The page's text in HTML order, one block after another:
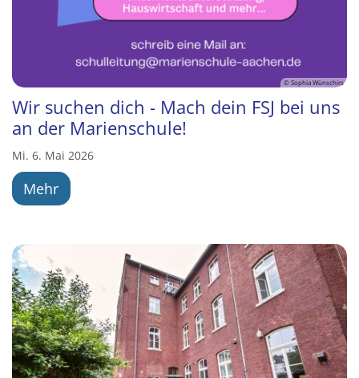
© Sophia Wünschirs
Wir suchen dich - Mach dein FSJ bei uns
an der Marienschule!
Mi. 6. Mai 2026
Mehr